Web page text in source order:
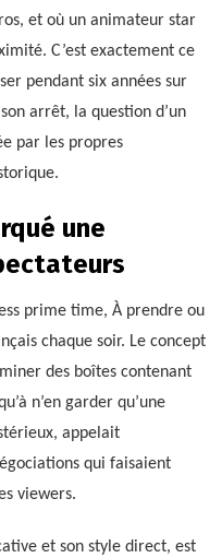
et où un animateur star
C’est exactement ce
pendant six années sur
arrêt, la question d’un
par les propres
une
prime time, À prendre ou
chaque soir. Le concept
des boîtes contenant
n’en garder qu’une
appelait
qui faisaient
viewers.
et son style direct, est